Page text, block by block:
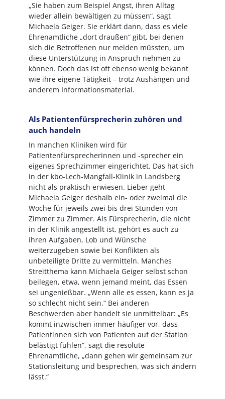
„Sie haben zum Beispiel Angst, ihren Alltag
wieder allein bewältigen zu müssen“, sagt
Michaela Geiger. Sie erklärt dann, dass es viele
Ehrenamtliche „dort draußen“ gibt, bei denen
sich die Betroffenen nur melden müssten, um
diese Unterstützung in Anspruch nehmen zu
können. Doch das ist oft ebenso wenig bekannt
wie ihre eigene Tätigkeit – trotz Aushängen und
anderem Informationsmaterial.
Als Patientenfürsprecherin zuhören und
auch handeln
In manchen Kliniken wird für
Patientenfürsprecherinnen und -sprecher ein
eigenes Sprechzimmer eingerichtet. Das hat sich
in der kbo-Lech-Mangfall-Klinik in Landsberg
nicht als praktisch erwiesen. Lieber geht
Michaela Geiger deshalb ein- oder zweimal die
Woche für jeweils zwei bis drei Stunden von
Zimmer zu Zimmer. Als Fürsprecherin, die nicht
in der Klinik angestellt ist, gehört es auch zu
ihren Aufgaben, Lob und Wünsche
weiterzugeben sowie bei Konflikten als
unbeteiligte Dritte zu vermitteln. Manches
Streitthema kann Michaela Geiger selbst schon
beilegen, etwa, wenn jemand meint, das Essen
sei ungenießbar. „Wenn alle es essen, kann es ja
so schlecht nicht sein.“ Bei anderen
Beschwerden aber handelt sie unmittelbar: „Es
kommt inzwischen immer häufiger vor, dass
Patientinnen sich von Patienten auf der Station
belästigt fühlen“, sagt die resolute
Ehrenamtliche, „dann gehen wir gemeinsam zur
Stationsleitung und besprechen, was sich ändern
lässt.“